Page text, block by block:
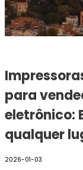
para
eletrônico:
qualquer
2026-01-03